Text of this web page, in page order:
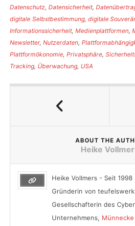
Datenschutz, Datensicherheit,
digitale Selbstbestimmung, digitale
Informationssicherheit, Medienplattformen,
Newsletter, Nutzerdaten,
Plattformökonomie, Privatsphäre,
Tracking, Überwachung, USA
ABOUT THE
Heike
Heike Vollmers - Seit
Gründerin von
Gesellschafterin des
Unternehmens, Münnecke